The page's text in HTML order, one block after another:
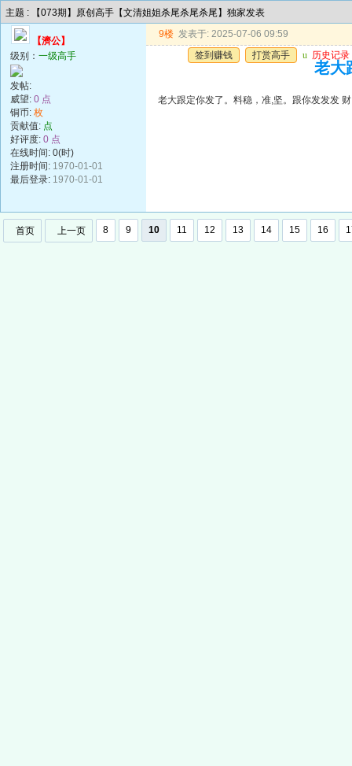
主题 : 【073期】原创高手【文清姐姐杀尾杀尾杀尾】独家发表
【濟公】
级别： 一级高手
发帖:
威望: 0 点
铜币: 枚
贡献值: 点
好评度: 0 点
在线时间: 0(时)
注册时间: 1970-01-01
最后登录: 1970-01-01
9楼 发表于: 2025-07-06 09:59
签到赚钱
打赏高手 u 历史记录
老大
老大跟定你发了。料稳，准,坚。跟你发发发 财
首页 上一页 8 9 10 11 12 13 14 15 16